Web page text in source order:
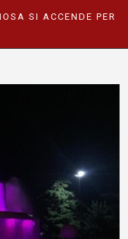
SI ACCENDE PER